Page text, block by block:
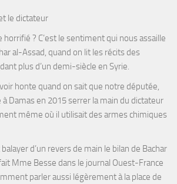
le dictateur
? C’est le sentiment qui nous assaille
al-Assad, quand on lit les récits des
plus d’un demi-siècle en Syrie.
honte quand on sait que notre députée,
Damas en 2015 serrer la main du dictateur
même où il utilisait des armes chimiques
d’un revers de main le bilan de Bachar
Mme Besse dans le journal Ouest-France
parler aussi légèrement à la place de